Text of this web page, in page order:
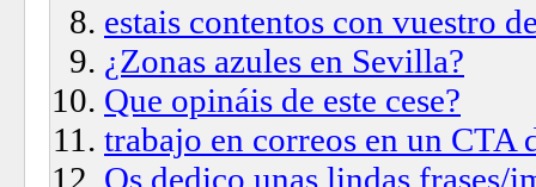
estais contentos con vuestro
¿Zonas azules en Sevilla?
Que opináis de este cese?
trabajo en correos en un CTA
Os dedico unas lindas frases/